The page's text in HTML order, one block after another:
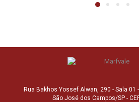
Rua Bakhos Yossef Alwan, 290 - Sala
São José dos Campos/SP -